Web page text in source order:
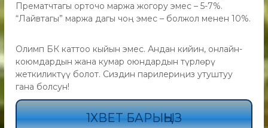
Прематчтагы орточо маржа жогору эмес – 5-7%.
“Лайвтагы” маржа дагы чоң эмес – болжол менен 10%.
Олимп БК каттоо кыйын эмес. Андан кийин, онлайн-
коюмдардын жана кумар оюндардын түрлөрү
жеткиликтүү болот. Сиздин парилериңиз утуштуу
гана болсун!
1XBET БАРЫҢЫЗ